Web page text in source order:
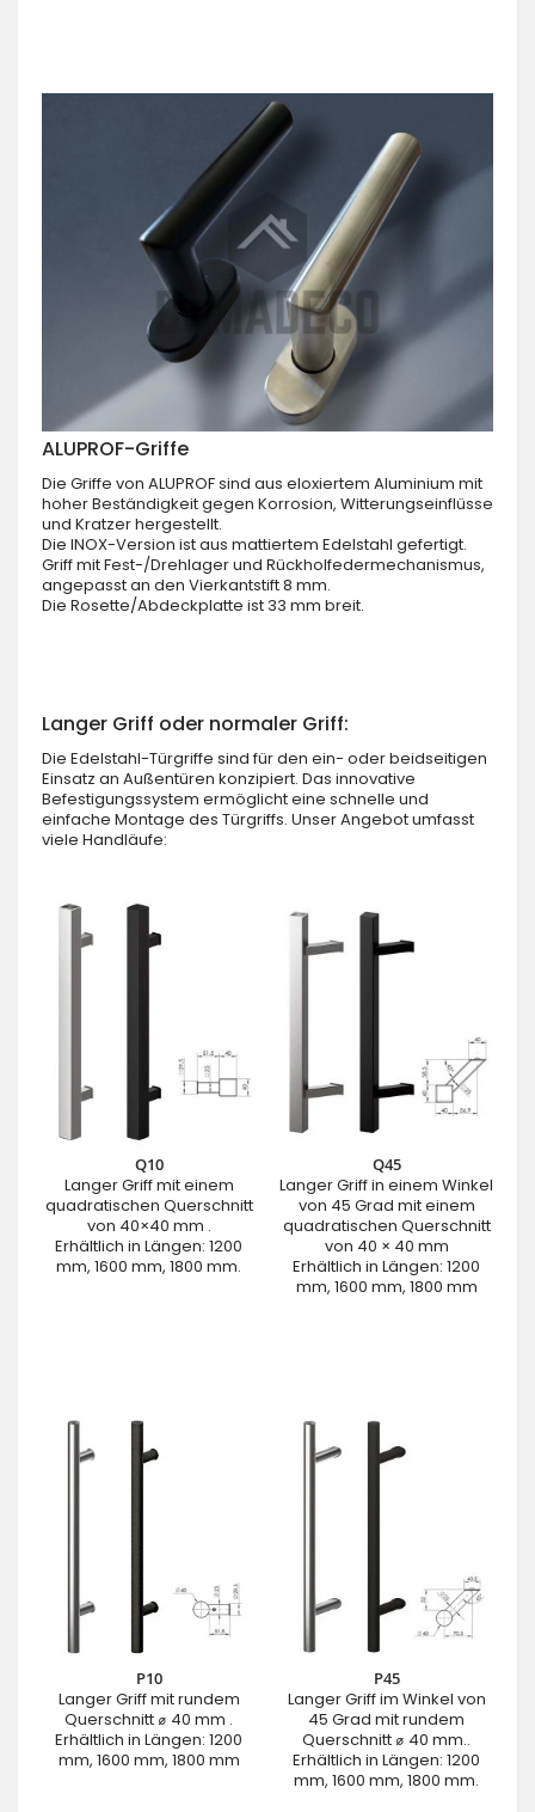
ALUPROF-Griffe
Die Griffe von ALUPROF sind aus eloxiertem Aluminium mit
hoher Beständigkeit gegen Korrosion, Witterungseinflüsse
und Kratzer hergestellt.
Die INOX-Version ist aus mattiertem Edelstahl gefertigt.
Griff mit Fest-/Drehlager und Rückholfedermechanismus,
angepasst an den Vierkantstift 8 mm.
Die Rosette/Abdeckplatte ist 33 mm breit.
Langer Griff oder normaler Griff:
Die Edelstahl-Türgriffe sind für den ein- oder beidseitigen
Einsatz an Außentüren konzipiert. Das innovative
Befestigungssystem ermöglicht eine schnelle und
einfache Montage des Türgriffs. Unser Angebot umfasst
viele Handläufe:
Q10
Langer Griff mit einem
quadratischen Querschnitt
von 40×40 mm .
Erhältlich in Längen: 1200
mm, 1600 mm, 1800 mm.
Q45
Langer Griff in einem Winkel
von 45 Grad mit einem
quadratischen Querschnitt
von 40 × 40 mm
Erhältlich in Längen: 1200
mm, 1600 mm, 1800 mm
P10
Langer Griff mit rundem
Querschnitt ⌀ 40 mm .
Erhältlich in Längen: 1200
mm, 1600 mm, 1800 mm
P45
Langer Griff im Winkel von
45 Grad mit rundem
Querschnitt ⌀ 40 mm..
Erhältlich in Längen: 1200
mm, 1600 mm, 1800 mm.